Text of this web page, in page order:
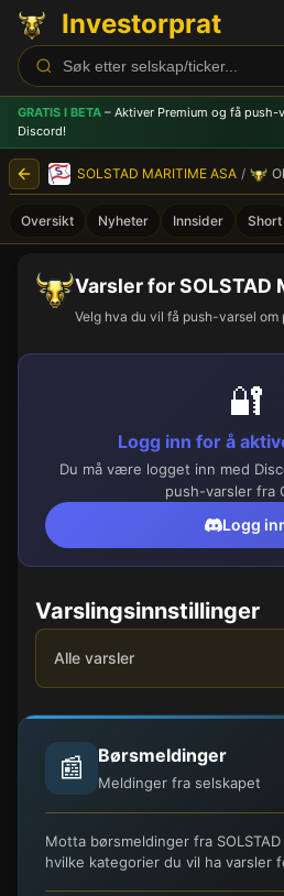
Investorprat
GRATIS I BETA – Aktiver Premium og få push-
Discord!
SOLSTAD MARITIME ASA /
Oversikt Nyheter Innsider Short
Varsler for SOLSTAD
Velg hva du vil få push-varsel om
🔐
Logg inn for å
Du må være logget inn med
push-varsler fra
Logg
Varslingsinnstillinger
Alle varsler
📰 Børsmeldinger
Meldinger fra selskapet
Motta børsmeldinger fra SOLSTAD
hvilke kategorier du vil ha varsler